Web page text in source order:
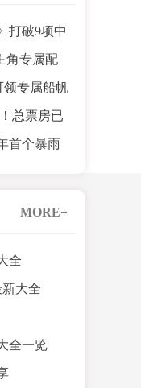
打破9项中
角专属配
领专属船帆
总票房已
首个暴雨
MORE+
全
新大全
全一览